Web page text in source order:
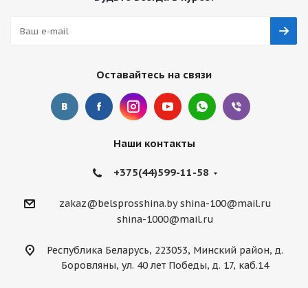
Оставайтесь на связи
Наши контакты
+375(44)599-11-58
zakaz@belsprosshina.by shina-100@mail.ru
shina-1000@mail.ru
Республика Беларусь, 223053, Минский район, д.
Боровляны, ул. 40 лет Победы, д. 17, каб.14